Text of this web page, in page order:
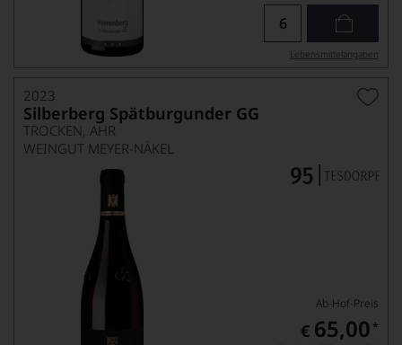
Lebensmittel­angaben
2023
Silberberg Spätburgunder GG
TROCKEN, AHR
WEINGUT MEYER-NÄKEL
Ab-Hof-Preis
€ 65,00 *